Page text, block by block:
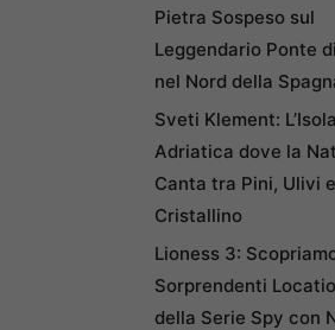
Pietra Sospeso sul
Leggendario Ponte
nel Nord della
Sveti Klement: L’Isola
Adriatica dove la
Canta tra Pini, Ulivi
Cristallino
Lioness 3:
Sorprendenti
della Serie Spy con